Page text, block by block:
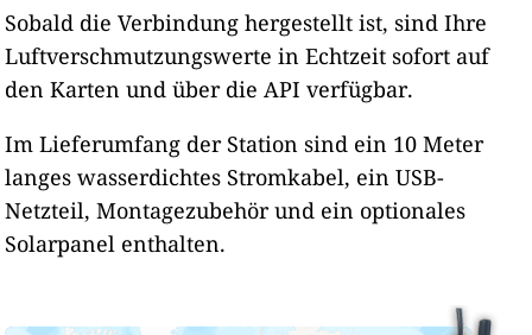
Sobald die Verbindung hergestellt ist, sind Ihre
Luftverschmutzungswerte in Echtzeit sofort auf
den Karten und über die API verfügbar.
Im Lieferumfang der Station sind ein 10 Meter
langes wasserdichtes Stromkabel, ein USB-
Netzteil, Montagezubehör und ein optionales
Solarpanel enthalten.